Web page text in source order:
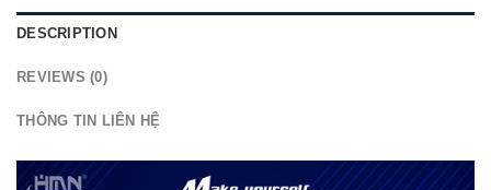
DESCRIPTION
REVIEWS (0)
THÔNG TIN LIÊN HỆ